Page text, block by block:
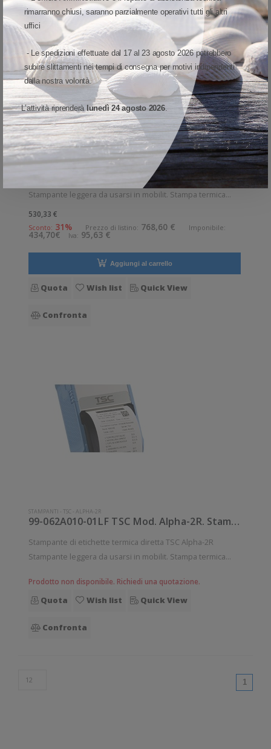
rimarranno chiusi, saranno parzialmente operativi tutti gli altri
uffici
- Le spedizioni effettuate dal 17 al 23 agosto 2026 potrebbero
subire slittamenti nei tempi di consegna per motivi indipendenti
dalla nostra volontà.
L’attività riprenderàlunedì 24 agosto 2026.
STAMPANTI- TSC-ALPHA-2R
99-062A003-0302 TSC Mod. Alpha-2R. Stampante di etichette.
Stampante di etichette termica diretta TSC Alpha-2R
Stampante leggera da usarsi in mobilit. Stampa termica
diretta. Collegamento wireless senza fili. Velocit di stampa:
102 mm/sec Risoluzione di stampa: 8 dot/mm Wireless:
Presente Supporto di
530,33 €
Sconto: 31% Prezzo di listino: 768,60 € Imponibile:
434,70€ Iva: 95,63 €
Aggiungi al carrello
Quota Wish list Quick View
Confronta
STAMPANTI - TSC -ALPHA-2R
99-062A010-01LF TSC Mod. Alpha-2R. Stampante di etichette.
Stampante di etichette termica diretta TSC Alpha-2R
Stampante leggera da usarsi in mobilit. Stampa termica
102 mm/sec Risoluzione di stampa: 8 dot/mm Wireless:
Presente Supporto di
Prodotto non disponibile. Richiedi una quotazione.
Quota Wish list Quick View
Confronta
1